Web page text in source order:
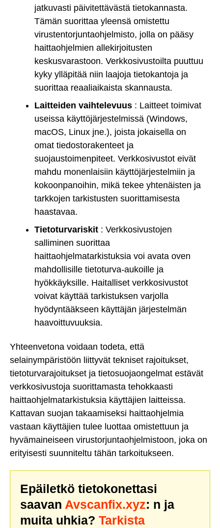
jatkuvasti päivitettävästä tietokannasta.
Tämän suorittaa yleensä omistettu
virustentorjuntaohjelmisto, jolla on pääsy
haittaohjelmien allekirjoitusten
keskusvarastoon. Verkkosivustoilta puuttuu
kyky ylläpitää niin laajoja tietokantoja ja
suorittaa reaaliaikaista skannausta.
Laitteiden vaihtelevuus : Laitteet toimivat
useissa käyttöjärjestelmissä (Windows,
macOS, Linux jne.), joista jokaisella on
omat tiedostorakenteet ja
suojaustoimenpiteet. Verkkosivustot eivät
mahdu monenlaisiin käyttöjärjestelmiin ja
kokoonpanoihin, mikä tekee yhtenäisten ja
tarkkojen tarkistusten suorittamisesta
haastavaa.
Tietoturvariskit : Verkkosivustojen
salliminen suorittaa
haittaohjelmatarkistuksia voi avata oven
mahdollisille tietoturva-aukoille ja
hyökkäyksille. Haitalliset verkkosivustot
voivat käyttää tarkistuksen varjolla
hyödyntääkseen käyttäjän järjestelmän
haavoittuvuuksia.
Yhteenvetona voidaan todeta, että
selainympäristöön liittyvät tekniset rajoitukset,
tietoturvarajoitukset ja tietosuojaongelmat estävät
verkkosivustoja suorittamasta tehokkaasti
haittaohjelmatarkistuksia käyttäjien laitteissa.
Kattavan suojan takaamiseksi haittaohjelmia
vastaan käyttäjien tulee luottaa omistettuun ja
hyvämaineiseen virustorjuntaohjelmistoon, joka on
erityisesti suunniteltu tähän tarkoitukseen.
Epäiletkö tietokonettasi
saavan Avscanfix.xyz: n ja
muita uhkia? Tarkista